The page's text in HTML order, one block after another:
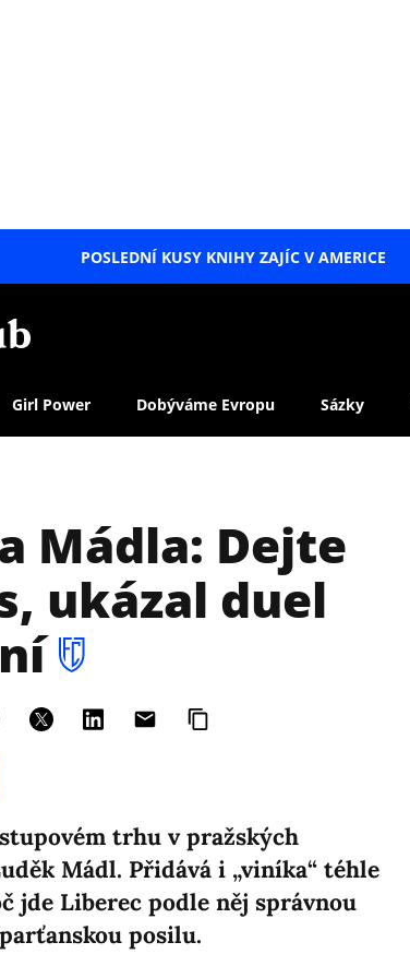
POSLEDNÍ KUSY KNIHY ZAJÍC V AMERICE
Girl Power Dobýváme Evropu Sázky
Mádla: Dejte
ukázal duel
trhu v pražských
Mádl. Přidává i „viníka“ téhle
jde Liberec podle něj správnou
posilu.